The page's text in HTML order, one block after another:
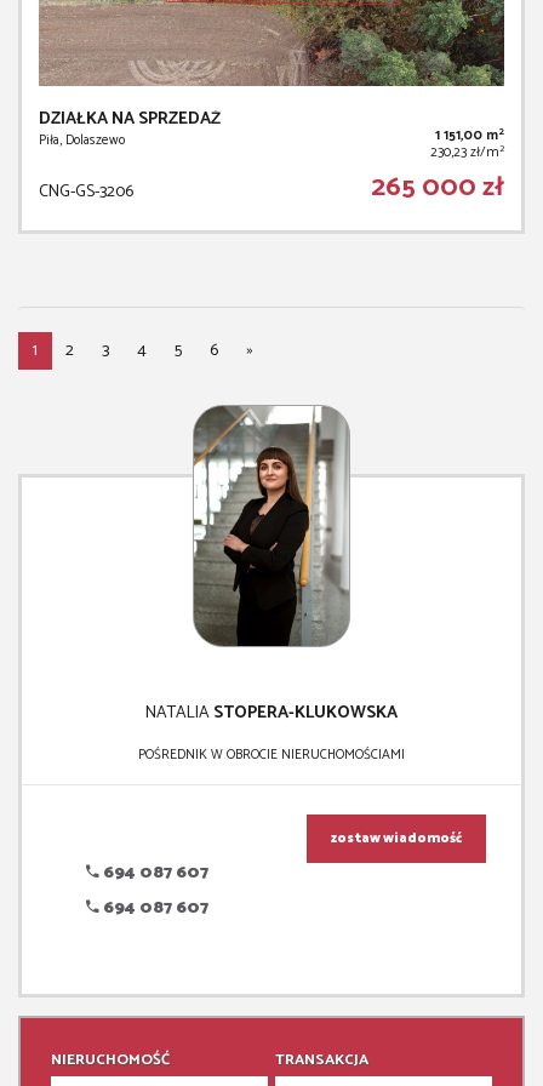
DZIAŁKA NA SPRZEDAŻ
Piła, Dolaszewo 1 151,00 m2
230,23 zł/m2
CNG-GS-3206 265 000 zł
1 2 3 4 5 6 »
NATALIASTOPERA-KLUKOWSKA
POŚREDNIK W OBROCIE NIERUCHOMOŚCIAMI
694 087 607
694 087 607
zostaw wiadomość
NIERUCHOMOŚĆ TRANSAKCJA